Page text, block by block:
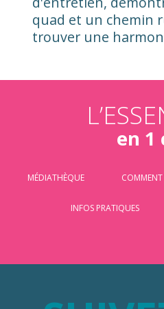
quad et un chemin
trouver une
en 1
MÉDIATHÈQUE COMMENT
INFOS PRATIQUES